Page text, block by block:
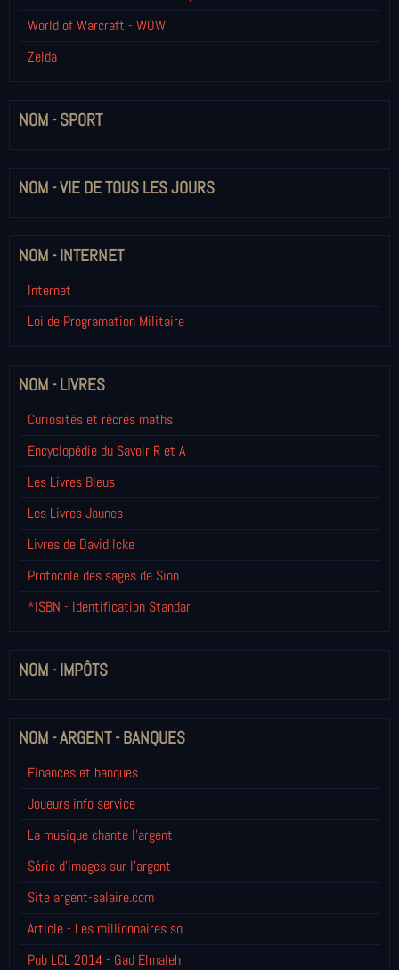
World of Warcraft - WOW
Zelda
NOM - SPORT
NOM - VIE DE TOUS LES JOURS
NOM - INTERNET
Internet
Loi de Programation Militaire
NOM - LIVRES
Curiosités et récrés maths
Encyclopédie du Savoir R et A
Les Livres Bleus
Les Livres Jaunes
Livres de David Icke
Protocole des sages de Sion
*ISBN - Identification Standar
NOM - IMPÔTS
NOM - ARGENT - BANQUES
Finances et banques
Joueurs info service
La musique chante l'argent
Série d'images sur l'argent
Site argent-salaire.com
Article - Les millionnaires so
Pub LCL 2014 - Gad Elmaleh